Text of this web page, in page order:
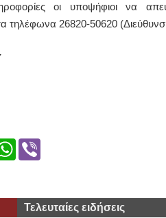
οι υποψήφιοι να
τηλέφωνα 26820-50620
WhatsApp
Viber
Τελευταίες ειδήσεις